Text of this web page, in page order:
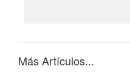
Más Artículos...